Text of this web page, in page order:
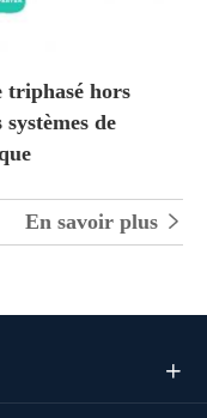
triphasé hors
de
En savoir plus 
